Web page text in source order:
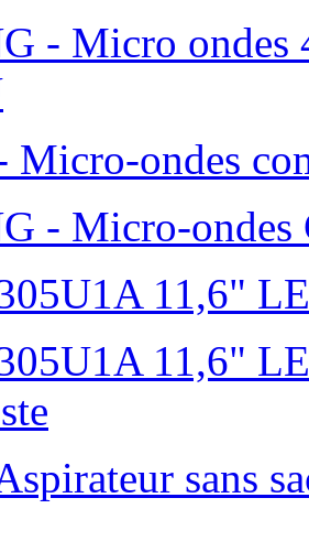
- Micro
Micro-ondes
- Micro-ondes
11,6"
11,6"
sans